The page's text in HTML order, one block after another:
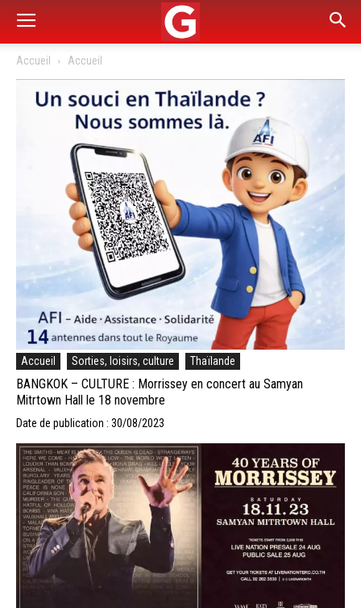
Accueil Accueil
Accueil Sorties, loisirs, culture Thaïlande
BANGKOK – CULTURE : Morrissey en concert au Samyan
Mitrtown Hall le 18 novembre
Date de publication : 30/08/2023